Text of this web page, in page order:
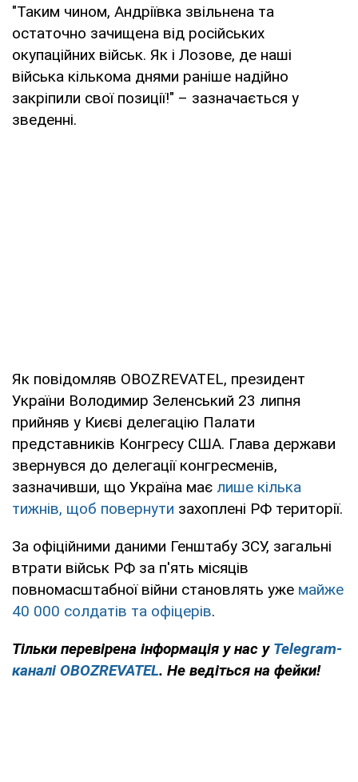
"Таким чином, Андріївка звільнена та
остаточно зачищена від російських
окупаційних військ. Як і Лозове, де наші
війська кількома днями раніше надійно
закріпили свої позиції!" – зазначається у
зведенні.
Як повідомляв OBOZREVATEL, президент
України Володимир Зеленський 23 липня
прийняв у Києві делегацію Палати
представників Конгресу США. Глава держави
звернувся до делегації конгресменів,
зазначивши, що Україна має лише кілька
тижнів, щоб повернути захоплені РФ території.
За офіційними даними Генштабу ЗСУ, загальні
втрати військ РФ за п'ять місяців
повномасштабної війни становлять уже майже
40 000 солдатів та офіцерів.
Тільки перевірена інформація у нас у Telegram-
каналі OBOZREVATEL. Не ведіться на фейки!